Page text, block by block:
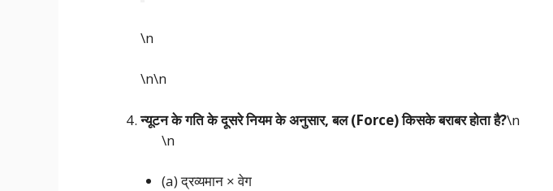
\n
\n\n
न्यूटन के गति के दूसरे नियम के अनुसार, बल (Force) किसके बराबर होता है?\n
\n
(a) द्रव्यमान × वेग